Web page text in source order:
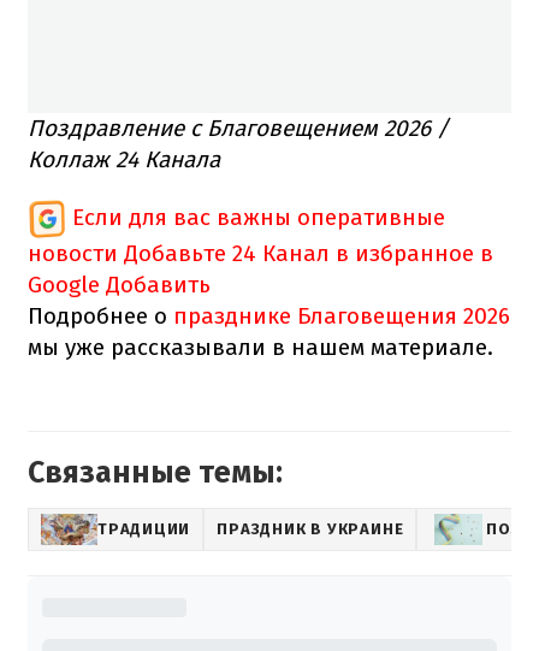
Поздравление с Благовещением 2026 /
Коллаж 24 Канала
Если для вас важны оперативные
новости Добавьте 24 Канал в избранное в
Google Добавить
Подробнее о празднике Благовещения 2026
мы уже рассказывали в нашем материале.
Связанные темы:
ТРАДИЦИИ ПРАЗДНИК В УКРАИНЕ